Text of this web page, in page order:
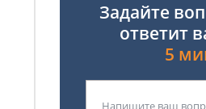
Задайте
ответит
5